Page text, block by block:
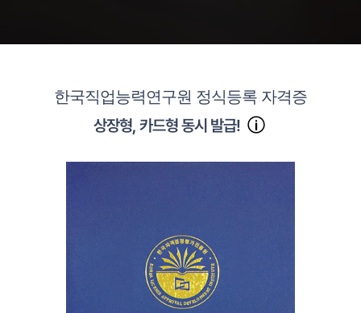
한국직업능력연구원 정식등록 자격증
상장형, 카드형 동시 발급!